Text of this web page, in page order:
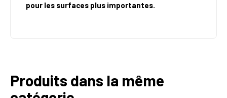
pour les surfaces plus importantes.
Produits dans la même